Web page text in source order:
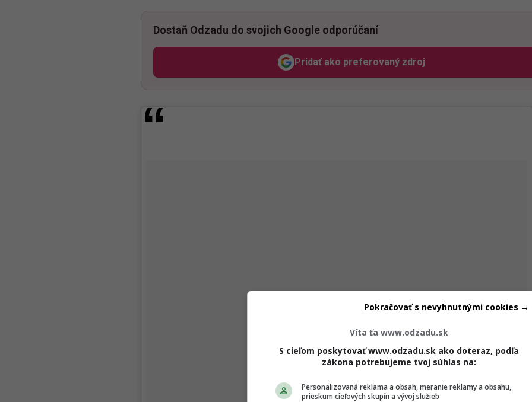
Dostaň Odzadu do svojich Google odporúčaní
Pridať ako preferovaný zdroj
Odzadu, odkaz sa otvorí v novom okne
Víta ťa www.odzadu.sk
S cieľom poskytovať www.odzadu.sk ako doteraz, podľa
zákona potrebujeme tvoj súhlas na:
Personalizovaná reklama a obsah, meranie reklamy a obsahu,
prieskum cieľových skupín a vývoj služieb
Pokračovať s nevyhnutnými cookies →